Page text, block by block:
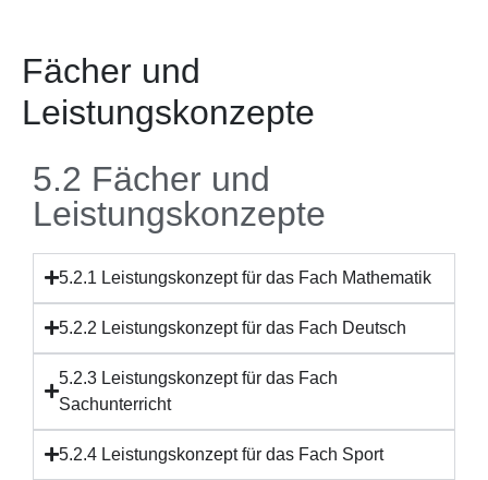
Fächer und
Leistungskonzepte
5.2 Fächer und
Leistungskonzepte
5.2.1 Leistungskonzept für das Fach Mathematik
5.2.2 Leistungskonzept für das Fach Deutsch
5.2.3 Leistungskonzept für das Fach
Sachunterricht
5.2.4 Leistungskonzept für das Fach Sport